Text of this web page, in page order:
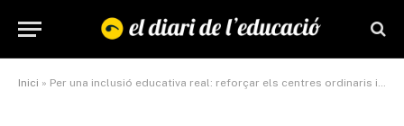
Inici » Per una inclusió educativa real: reforçar els centres ordinaris i el sistema d’orientació